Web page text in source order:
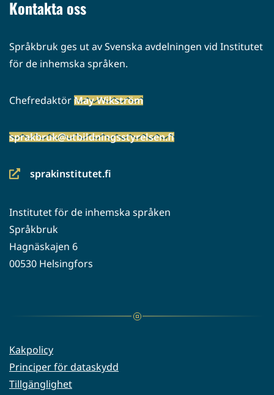
Kontakta oss
Språkbruk ges ut av Svenska avdelningen vid Institutet
för de inhemska språken.
ChefredaktörMay Wikström
sprakbruk@utbildningsstyrelsen.fi
sprakinstitutet.fi
(siirryt
palveluun)
Institutet för de inhemska språken
Språkbruk
Hagnäskajen 6
00530 Helsingfors
Kakpolicy
Principer för dataskydd
Tillgänglighet